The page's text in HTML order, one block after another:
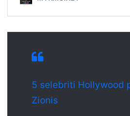
5 selebriti Hollywood
Zionis